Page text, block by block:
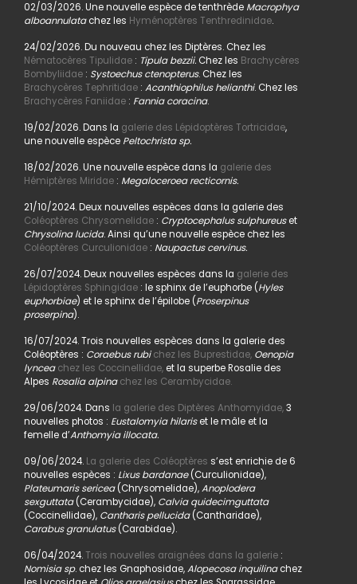
02/03/2026. Une nouvelle espèce de tenthrède Macrophya
alboannulatachez les Hyménoptères Tenthredinidae.
24/02/2026. Du nouveau chez les Diptères. Chez les
Nématocères Tipulidae: Tipula bezzii. Chez les Brachycères
Bombyliidae: Systoechus ctenopterus. Chez les
Brachycères Tephritidae: Acanthiophilus helianthi. Chez les
Brachycères Faniidae: Fannia coracina.
19/02/2026. Dans la galerie des Lépidoptères Tortricidae,
une nouvelle espèce Peltochrista sp.
18/02/2026. Une nouvelle espèce dans la galerie des
Hémiptères Miridae: Megaloceroea recticornis.
21/10/2024. Deux nouvelles espèces dans la galerie des
Coléoptères Chrysomelidae: Cryptocephalus sulphureuset
Chrysolina lucida. Ainsi qu’une nouvelle espèce chez les
Coléoptères Curculionidae : Naupactus cervinus.
26/07/2024. Deux nouvelles espèces dans la galerie des
Lépidoptères Sphingidae: le sphinx de l’euphorbe (Hyles
euphorbiae) et le sphinx de l’épilobe (Proserpinus
proserpina).
16/07/2024. Trois nouvelles espèces dans la galerie des
Coléoptères : Coraebus rubi chez les Buprestidae, Oenopia
lyncea chez les Coccinellidae,et la superbe Rosalie des
Alpes Rosalia alpina chez les Cerambycidae.
29/06/2024. Dans la galerie des Diptères Anthomyidae,3
nouvelles photos : Eustalomyia hilariset le mâle et la
femelle d’Anthomyia illocata.
09/06/2024.La galerie des Coléoptères s’est enrichie de 6
nouvelles espèces : Lixus bardanae(Curculionidae),
Plateumaris sericea(Chrysomelidae),Anoplodera
sexguttata(Cerambycidae), Calvia quidecimguttata
(Coccinellidae), Cantharis pellucida(Cantharidae),
Carabus granulatus(Carabidae).
06/04/2024.Trois nouvelles araignées dans la galerie:
Nomisia sp. chez les Gnaphosidae,Alopecosa inquilinachez